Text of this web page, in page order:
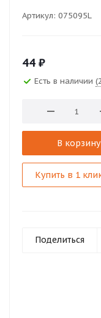
Артикул: 075095L
44 ₽
Есть в наличии
В корзину
Купить в 1
Поделиться